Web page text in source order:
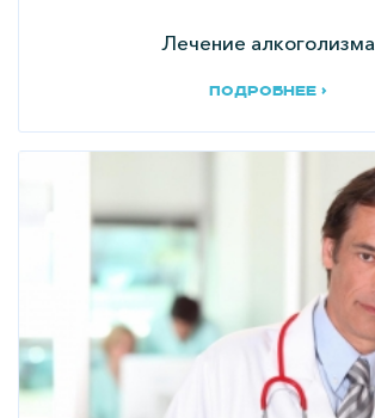
Лечение алкоголизма
подробнее ›